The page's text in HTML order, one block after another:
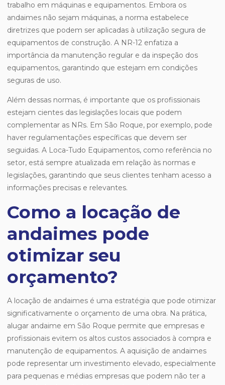
trabalho em máquinas e equipamentos. Embora os
andaimes não sejam máquinas, a norma estabelece
diretrizes que podem ser aplicadas à utilização segura de
equipamentos de construção. A NR-12 enfatiza a
importância da manutenção regular e da inspeção dos
equipamentos, garantindo que estejam em condições
seguras de uso.
Além dessas normas, é importante que os profissionais
estejam cientes das legislações locais que podem
complementar as NRs. Em São Roque, por exemplo, pode
haver regulamentações específicas que devem ser
seguidas. A Loca-Tudo Equipamentos, como referência no
setor, está sempre atualizada em relação às normas e
legislações, garantindo que seus clientes tenham acesso a
informações precisas e relevantes.
Como a locação de
andaimes pode
otimizar seu
orçamento?
A locação de andaimes é uma estratégia que pode otimizar
significativamente o orçamento de uma obra. Na prática,
alugar andaime em São Roque permite que empresas e
profissionais evitem os altos custos associados à compra e
manutenção de equipamentos. A aquisição de andaimes
pode representar um investimento elevado, especialmente
para pequenas e médias empresas que podem não ter a